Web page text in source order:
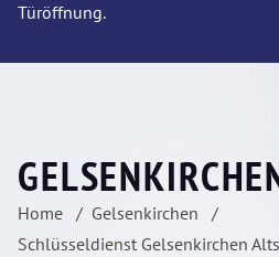
Türöffnung.
Home
Gelsenkirchen
Schlüsseldienst Gelsenkirchen